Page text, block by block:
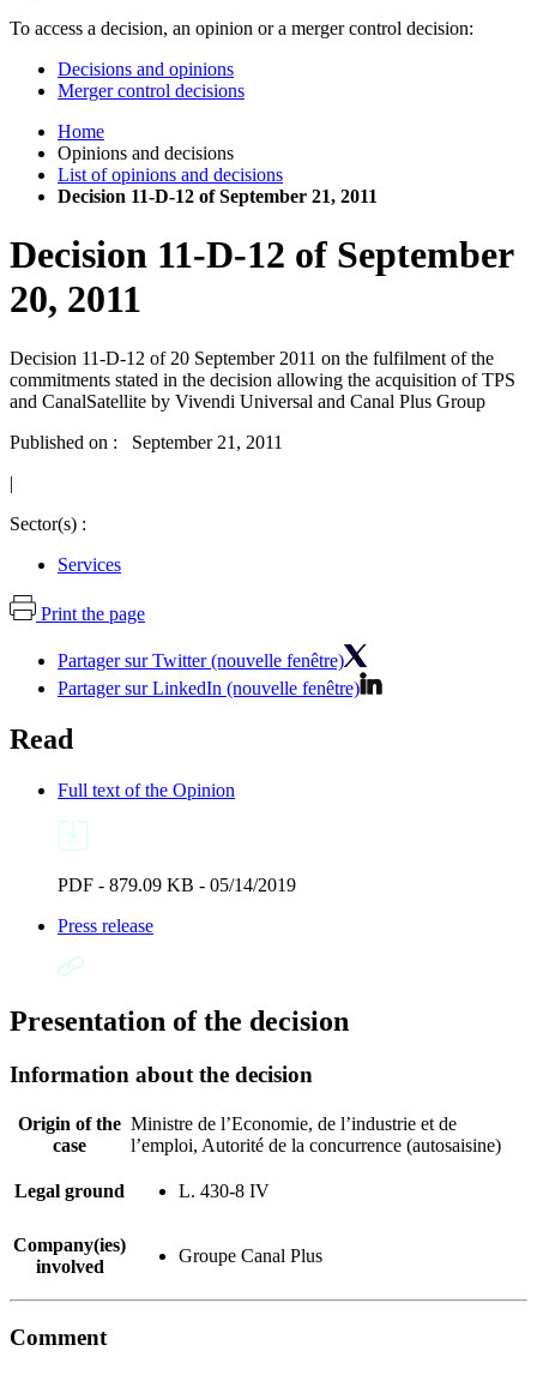
To access a decision, an opinion or a merger control decision:
Decisions and opinions
Merger control decisions
Home
Opinions and decisions
List of opinions and decisions
Decision 11-D-12 of September 21, 2011
Decision 11-D-12 of September
20, 2011
Decision 11-D-12 of 20 September 2011 on the fulfilment of the
commitments stated in the decision allowing the acquisition of TPS
and CanalSatellite by Vivendi Universal and Canal Plus Group
Published on : September 21, 2011
|
Sector(s) :
Services
Print the page
Partager sur Twitter (nouvelle fenêtre)
Partager sur LinkedIn (nouvelle fenêtre)
Read
Full text of the Opinion
PDF - 879.09 KB - 05/14/2019
Press release
Presentation of the decision
Information about the decision
Origin of the
case
Ministre de l’Economie, de l’industrie et de
l’emploi, Autorité de la concurrence (autosaisine)
Legal ground L. 430-8 IV
Company(ies)
involved
Groupe Canal Plus
Comment